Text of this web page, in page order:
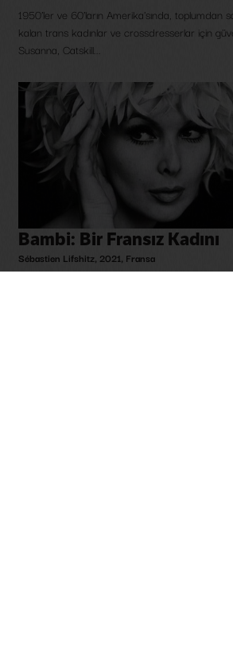
1950’ler ve 60’ların Amerika'sında, toplumdan
kalan trans kadınlar ve crossdresserlar için
Susanna, Catskill...
Bambi: Bir Fransız Kadını
Sébastien Lifshitz, 2021, Fransa